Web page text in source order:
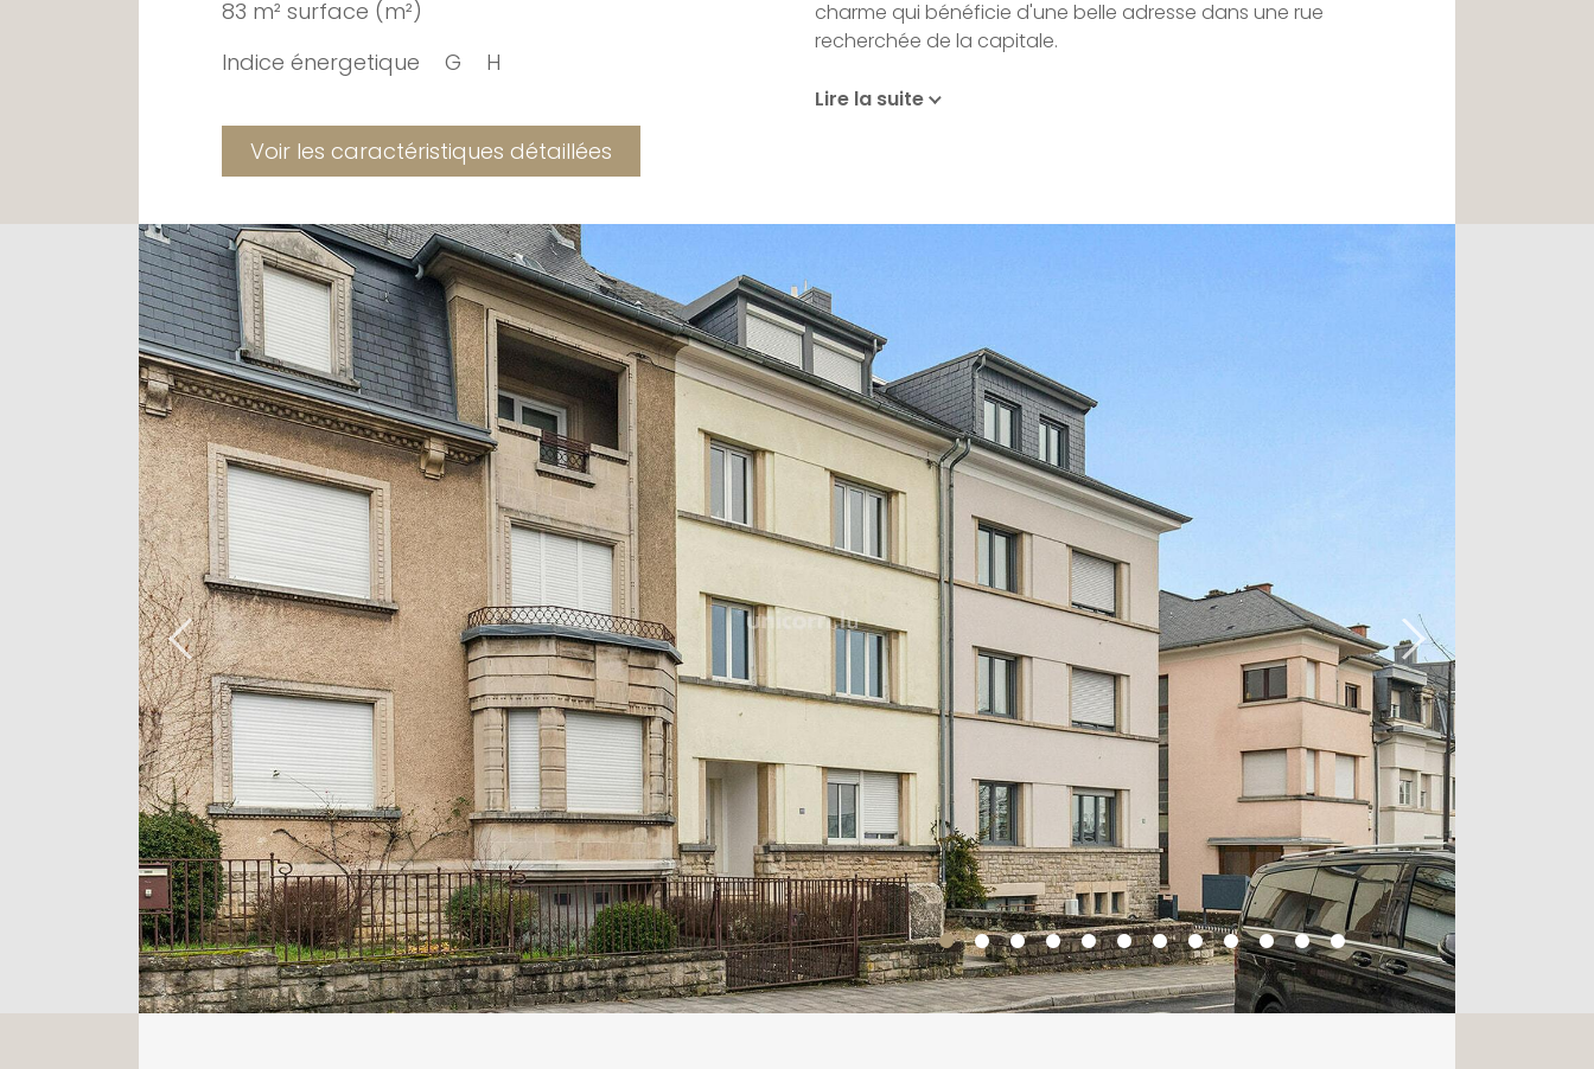
83 m² surface (m²)
Indice énergetique
G H
Voir les caractéristiques détaillées
charme qui bénéficie d'une belle adresse dans une rue
recherchée de la capitale.
D'une surface habitable d'environ 82 m², il séduit immédiatement
L'appartement propose une belle pièce de vie, une chambre
confortable, ainsi qu'une distribution harmonieuse, idéale pour
une résidence principale élégante ou un pied-à-terre de qualité
en cœur de ville.
Un atout rare vient compléter ce bien : des combles privatifs
d'environ 31 m², offrant un potentiel supplémentaire appréciable,
que ce soit pour du rangement, un espace annexe ou un projet
futur selon les autorisations en vigueur.
Implanté dans une copropriété à taille humaine, calme et
soignée, ce bien conjugue avec subtilité charme de l'ancien,
prestige de l'adresse et qualité de vie urbaine, à proximité
immédiate des commerces, transports, écoles et institutions du
centre-ville.
Une cave vient compléter cet ensemble.
Pour plus de renseignement ou pour effectuer une visite,
n'hésitez pas à nous contacter au +352 26 54 17 17.
Lire la suite